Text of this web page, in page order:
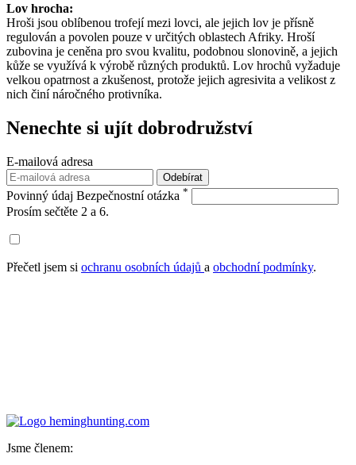
Lov hrocha:
Hroši jsou oblíbenou trofejí mezi lovci, ale jejich lov je přísně
regulován a povolen pouze v určitých oblastech Afriky. Hroší
zubovina je ceněna pro svou kvalitu, podobnou slonovině, a jejich
kůže se využívá k výrobě různých produktů. Lov hrochů vyžaduje
velkou opatrnost a zkušenost, protože jejich agresivita a velikost z
nich činí náročného protivníka.
Nenechte si ujít dobrodružství
E-mailová adresa
Odebírat
Povinný údaj Bezpečnostní otázka *
Prosím sečtěte 2 a 6.
Přečetl jsem si ochranu osobních údajů a obchodní podmínky.
Jsme členem: